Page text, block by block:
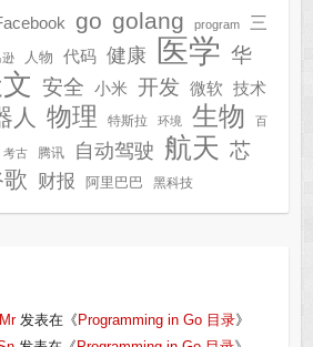
go golang program
三
逊 人物 代码 健康 医学 华
安全 小米 开发 微软 技术
人 物理 特斯拉 环境 生物 百
考古 腾讯 自动驾驶 航天 芯
财报 阿里巴巴 黑科技
发表在《 Programming in Go 目录》